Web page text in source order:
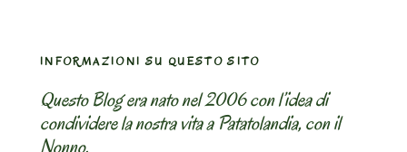
INFORMAZIONI SU QUESTO SITO
Questo Blog era nato nel 2006 con l’idea di
condividere la nostra vita a Patatolandia, con il
Nonno.